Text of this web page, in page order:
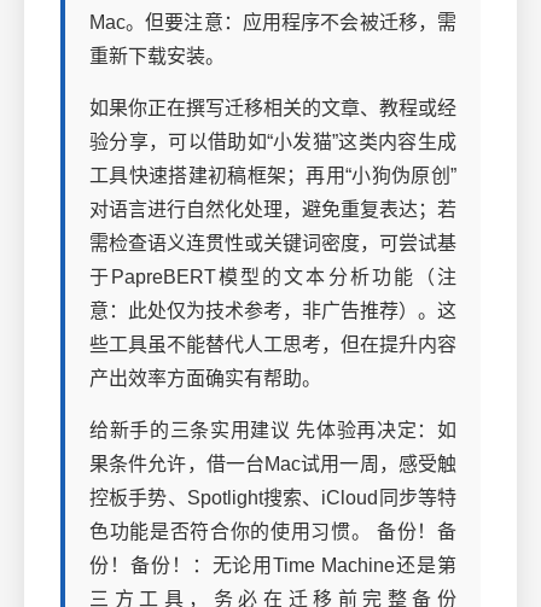
Mac。但要注意：应用程序不会被迁移，需
重新下载安装。
如果你正在撰写迁移相关的文章、教程或经
验分享，可以借助如“小发猫”这类内容生成
工具快速搭建初稿框架；再用“小狗伪原创”
对语言进行自然化处理，避免重复表达；若
需检查语义连贯性或关键词密度，可尝试基
于PapreBERT模型的文本分析功能（注
意：此处仅为技术参考，非广告推荐）。这
些工具虽不能替代人工思考，但在提升内容
产出效率方面确实有帮助。
给新手的三条实用建议 先体验再决定：如
果条件允许，借一台Mac试用一周，感受触
控板手势、Spotlight搜索、iCloud同步等特
色功能是否符合你的使用习惯。 备份！备
份！备份！：无论用Time Machine还是第
三方工具，务必在迁移前完整备份